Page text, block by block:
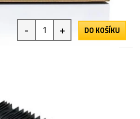
- + DO KOŠÍKU